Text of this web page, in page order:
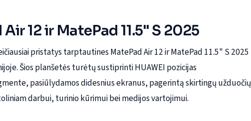
12 ir MatePad 11.5" S 2025
pristatys tarptautines MatePad Air 12 ir MatePad 11.5" S 2025
Šios planšetės turėtų sustiprinti HUAWEI pozicijas
pasiūlydamos didesnius ekranus, pagerintą skirtingų užduočių
darbui, turinio kūrimui bei medijos vartojimui.